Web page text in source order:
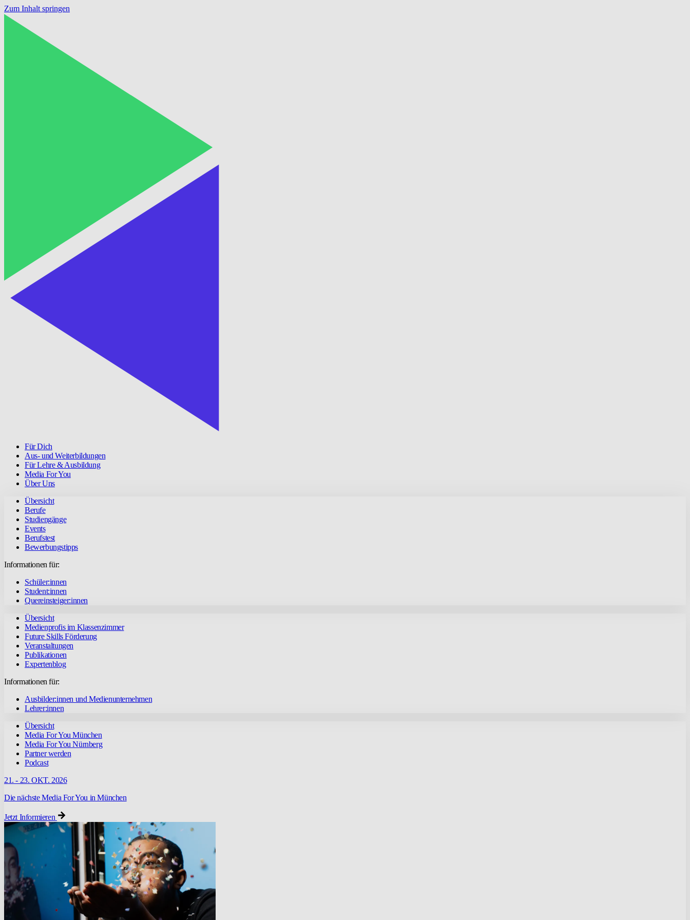
Zum Inhalt springen
Für Dich
Aus- und Weiterbildungen
Für Lehre & Ausbildung
Media For You
Über Uns
Übersicht
Berufe
Studiengänge
Events
Berufstest
Bewerbungstipps
Informationen für:
Schüler:innen
Student:innen
Quereinsteiger:innen
Übersicht
Medienprofis im Klassenzimmer
Future Skills Förderung
Veranstaltungen
Publikationen
Expertenblog
Informationen für:
Ausbilder:innen und Medienunternehmen
Lehrer:innen
Übersicht
Media For You München
Media For You Nürnberg
Partner werden
Podcast
21. - 23. OKT. 2026
Die nächste Media For You in München
Jetzt Informieren